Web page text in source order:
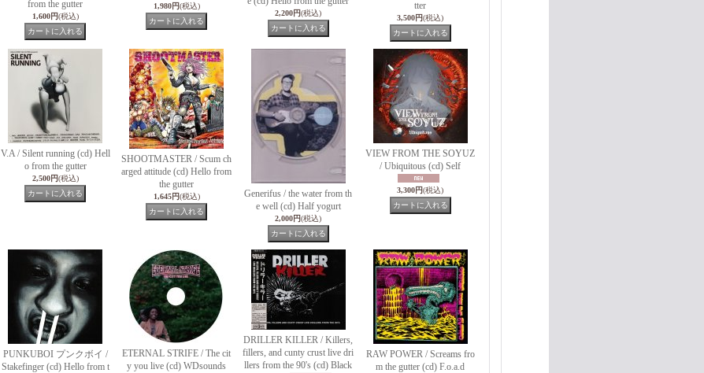
from the gutter
1,600円(税込)
1,980円(税込)
2,200円(税込)
tter
3,500円(税込)
V.A / Silent running (cd) Hell
o from the gutter
2,500円(税込)
SHOOTMASTER / Scum ch
arged attitude (cd) Hello from
the gutter
1,645円(税込)
Generifus / the water from th
e well (cd) Half yogurt
2,000円(税込)
VIEW FROM THE SOYUZ
/ Ubiquitous (cd) Self
3,300円(税込)
PUNKUBOI プンクボイ /
Stakefinger (cd) Hello from t
ETERNAL STRIFE / The cit
y you live (cd) WDsounds
DRILLER KILLER / Killers,
fillers, and cunty crust live dri
llers from the 90's (cd) Black
RAW POWER / Screams fro
m the gutter (cd) F.o.a.d